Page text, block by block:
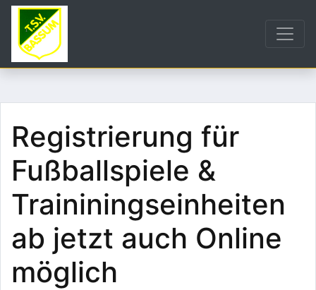
Registrierung für
Fußballspiele &
Traininingseinheiten
ab jetzt auch Online
möglich